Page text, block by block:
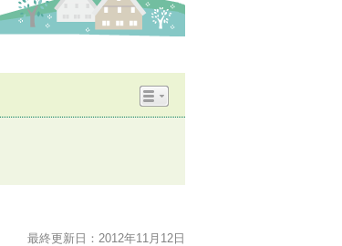
最終更新日：2012年11月12日